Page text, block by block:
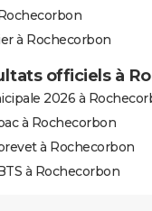
à Rochecorbon
officiels à
2026 à
à Rochecorbon
à Rochecorbon
à Rochecorbon